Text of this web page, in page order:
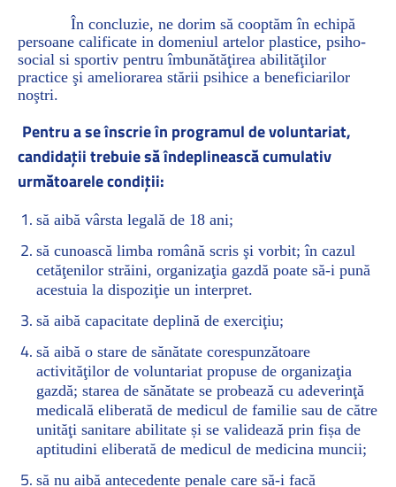
În concluzie, ne dorim să cooptăm în echipă
persoane calificate in domeniul artelor plastice, psiho-
social si sportiv pentru îmbunătăţirea abilităţilor
practice şi ameliorarea stării psihice a beneficiarilor
noştri.
Pentru a se înscrie în programul de voluntariat,
candidaţii trebuie să îndeplinească cumulativ
următoarele condiţii:
să aibă vârsta legală de 18 ani;
să cunoască limba română scris şi vorbit; în cazul
cetăţenilor străini, organizaţia gazdă poate să-i pună
acestuia la dispoziţie un interpret.
să aibă capacitate deplină de exerciţiu;
să aibă o stare de sănătate corespunzătoare
activităţilor de voluntariat propuse de organizaţia
gazdă; starea de sănătate se probează cu adeverinţă
medicală eliberată de medicul de familie sau de către
unităţi sanitare abilitate și se validează prin fișa de
aptitudini eliberată de medicul de medicina muncii;
să nu aibă antecedente penale care să-i facă